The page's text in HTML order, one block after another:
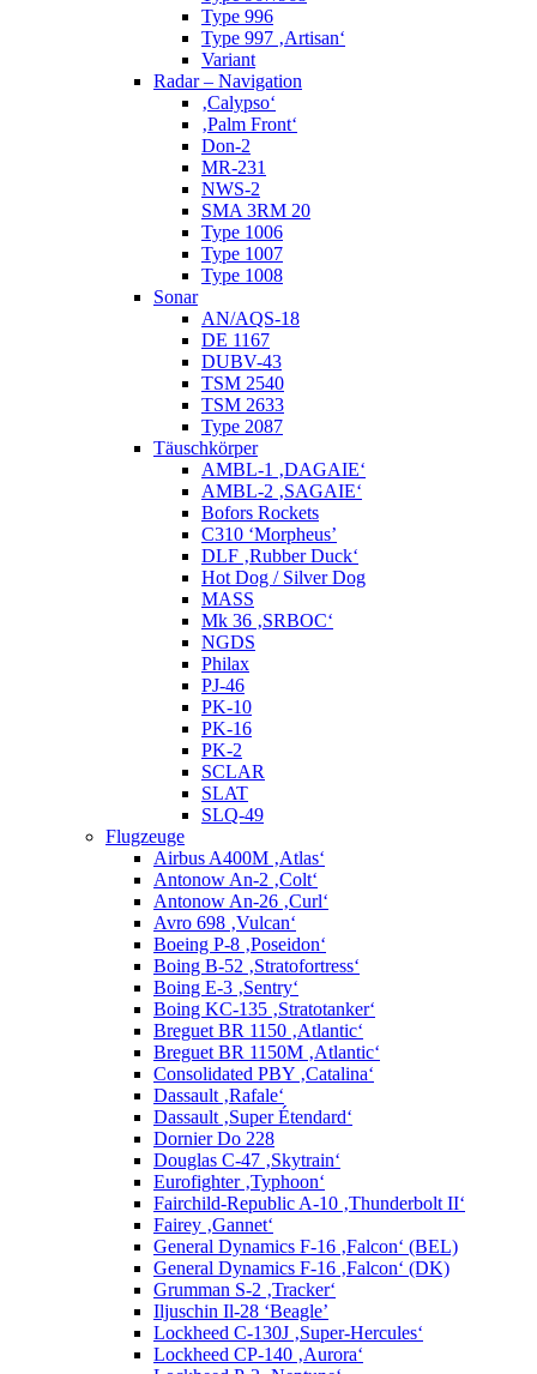
Type 996
Type 997 ‚Artisan‘
Variant
Radar – Navigation
‚Calypso‘
‚Palm Front‘
Don-2
MR-231
NWS-2
SMA 3RM 20
Type 1006
Type 1007
Type 1008
Sonar
AN/AQS-18
DE 1167
DUBV-43
TSM 2540
TSM 2633
Type 2087
Täuschkörper
AMBL-1 ‚DAGAIE‘
AMBL-2 ‚SAGAIE‘
Bofors Rockets
C310 ‘Morpheus’
DLF ‚Rubber Duck‘
Hot Dog / Silver Dog
MASS
Mk 36 ‚SRBOC‘
NGDS
Philax
PJ-46
PK-10
PK-16
PK-2
SCLAR
SLAT
SLQ-49
Flugzeuge
Airbus A400M ‚Atlas‘
Antonow An-2 ‚Colt‘
Antonow An-26 ‚Curl‘
Avro 698 ‚Vulcan‘
Boeing P-8 ‚Poseidon‘
Boing B-52 ‚Stratofortress‘
Boing E-3 ‚Sentry‘
Boing KC-135 ‚Stratotanker‘
Breguet BR 1150 ‚Atlantic‘
Breguet BR 1150M ‚Atlantic‘
Consolidated PBY ‚Catalina‘
Dassault ‚Rafale‘
Dassault ‚Super Étendard‘
Dornier Do 228
Douglas C-47 ‚Skytrain‘
Eurofighter ‚Typhoon‘
Fairchild-Republic A-10 ‚Thunderbolt II‘
Fairey ‚Gannet‘
General Dynamics F-16 ‚Falcon‘ (BEL)
General Dynamics F-16 ‚Falcon‘ (DK)
Grumman S-2 ‚Tracker‘
Iljuschin Il-28 ‘Beagle’
Lockheed C-130J ‚Super-Hercules‘
Lockheed CP-140 ‚Aurora‘